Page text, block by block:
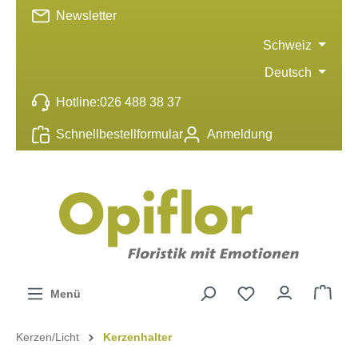
springen
Hotline:026 488 38 37
Schnellbestellformular Anmeldung
Newsletter
Schweiz
Deutsch
Menü
Kerzen/Licht Kerzenhalter